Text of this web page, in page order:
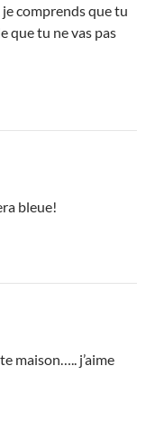
comprends que tu
que tu ne vas pas
bleue!
maison….. j’aime